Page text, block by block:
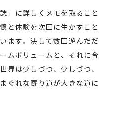
」に詳しくメモを取ること
と体験を次回に生かすこと
ます。決して数回遊んだだ
ムボリュームと、それに合
界は少しづつ、少しづつ、
ぐれな寄り道が大きな道に